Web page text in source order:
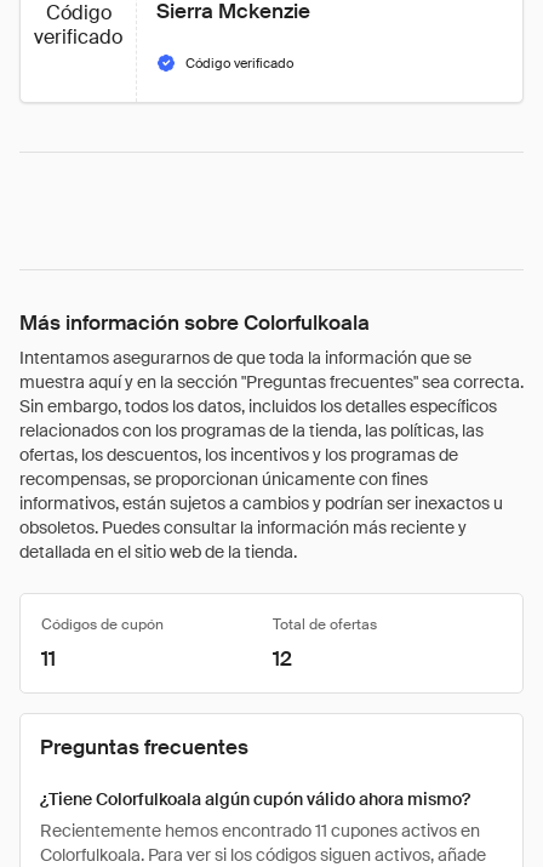
Código
verificado
Sierra Mckenzie
Código verificado
Más información sobre Colorfulkoala
Intentamos asegurarnos de que toda la información que se
muestra aquí y en la sección "Preguntas frecuentes" sea correcta.
Sin embargo, todos los datos, incluidos los detalles específicos
relacionados con los programas de la tienda, las políticas, las
ofertas, los descuentos, los incentivos y los programas de
recompensas, se proporcionan únicamente con fines
informativos, están sujetos a cambios y podrían ser inexactos u
obsoletos. Puedes consultar la información más reciente y
detallada en el sitio web de la tienda.
Códigos de cupón Total de ofertas
11 12
Preguntas frecuentes
¿Tiene Colorfulkoala algún cupón válido ahora mismo?
Recientemente hemos encontrado 11 cupones activos en
Colorfulkoala. Para ver si los códigos siguen activos, añade